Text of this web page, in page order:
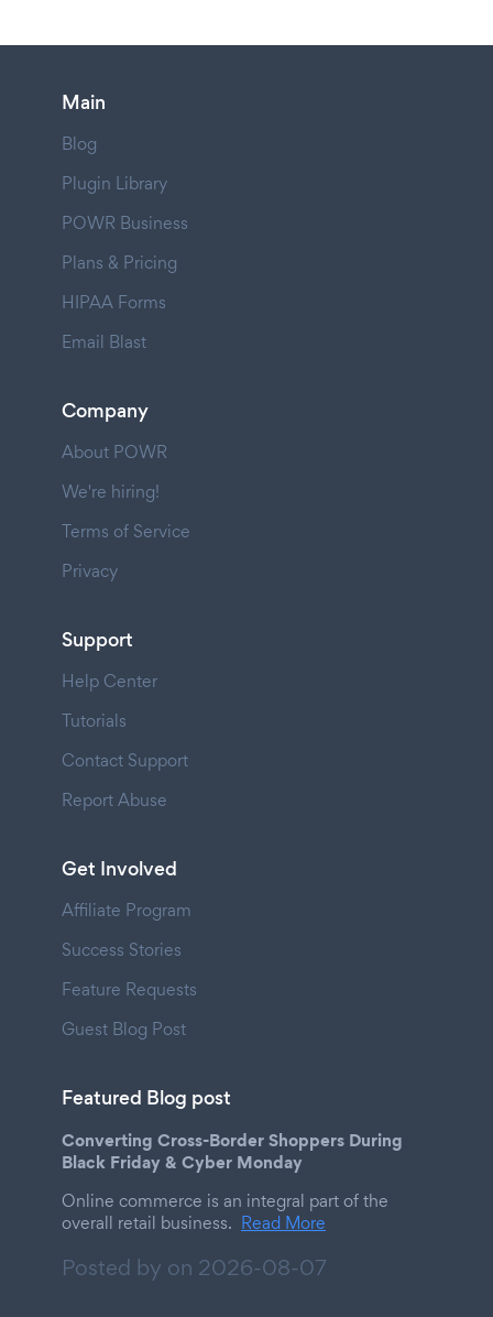
Main
Blog
Plugin Library
POWR Business
Plans & Pricing
HIPAA Forms
Email Blast
Company
About POWR
We're hiring!
Terms of Service
Privacy
Support
Help Center
Tutorials
Contact Support
Report Abuse
Get Involved
Affiliate Program
Success Stories
Feature Requests
Guest Blog Post
Featured Blog post
Converting Cross-Border Shoppers During
Black Friday & Cyber Monday
Online commerce is an integral part of the
overall retail business. Read More
Posted by on 2026-08-07